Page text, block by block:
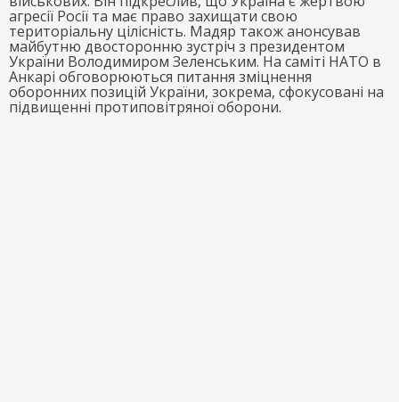
агресії Росії та має право захищати свою
територіальну цілісність. Мадяр також анонсував
майбутню двосторонню зустріч з президентом
України Володимиром Зеленським. На саміті НАТО в
Анкарі обговорюються питання зміцнення
оборонних позицій України, зокрема, сфокусовані на
підвищенні протиповітряної оборони.